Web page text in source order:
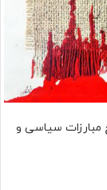
مبارزات سیاسی و